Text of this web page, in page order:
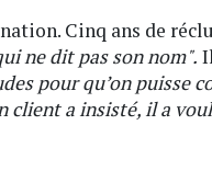
Cinq ans de
ne dit pas son nom".
pour qu’on puisse
client a insisté, il a